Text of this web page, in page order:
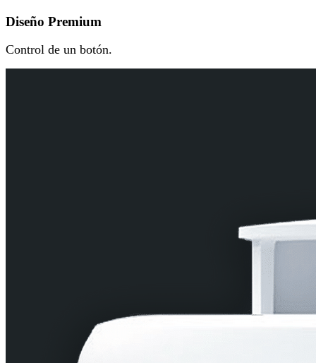
Diseño Premium
Control de un botón.